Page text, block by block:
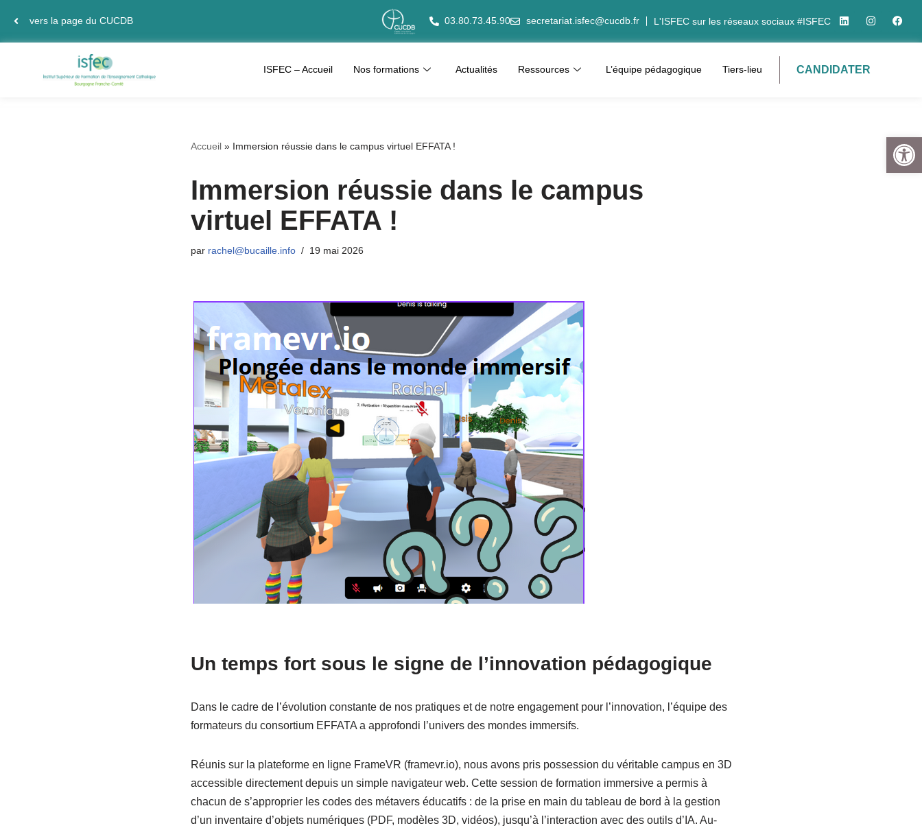
Ouvrir
Aller
contenu
vers la page du CUCDB 03.80.73.45.90 secretariat.isfec@cucdb.fr L'ISFEC sur les réseaux sociaux #ISFEC
ISFEC – Accueil Nos formations Actualités Ressources L’équipe pédagogique Tiers-lieu CANDIDATER
Accueil» Immersion réussie dans le campus virtuel EFFATA !
Immersion réussie dans le campus
virtuel EFFATA !
par rachel@bucaille.info 19 mai 2026
Un temps fort sous le signe de l’innovation pédagogique
Dans le cadre de l’évolution constante de nos pratiques et de notre engagement pour l’innovation, l’équipe des
formateurs du consortium EFFATA a approfondi l’univers des mondes immersifs.
Réunis sur la plateforme en ligne FrameVR (framevr.io), nous avons pris possession du véritable campus en 3D
accessible directement depuis un simple navigateur web. Cette session de formation immersive a permis à
chacun de s’approprier les codes des métavers éducatifs : de la prise en main du tableau de bord à la gestion
d’un inventaire d’objets numériques (PDF, modèles 3D, vidéos), jusqu’à l’interaction avec des outils d’IA. Au-